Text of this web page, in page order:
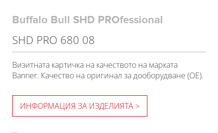
Buffalo Bull SHD PROfessional
SHD PRO 680 08
Визитната картичка на качеството на марката
Banner. Качество на оригинал за дооборудване (OE).
ИНФОРМАЦИЯ ЗА ИЗДЕЛИЯТА >